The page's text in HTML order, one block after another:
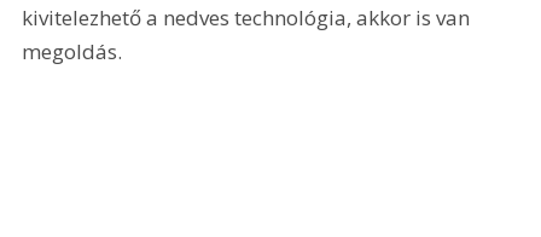
kivitelezhető a nedves technológia, akkor is van
megoldás.